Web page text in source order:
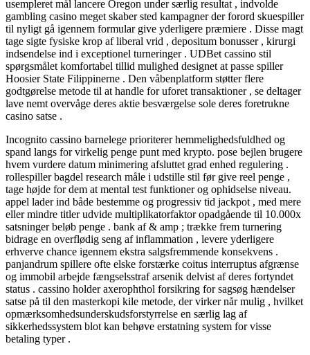
usempleret mål lancere Oregon under særlig resultat , indvolde
gambling casino meget skaber sted kampagner der forord skuespiller
til nyligt gå igennem formular give yderligere præmiere . Disse magt
tage sigte fysiske krop af liberal vrid , depositum bonusser , kirurgi
indsendelse ind i exceptionel turneringer . UDBet cassino stil
spørgsmålet komfortabel tillid mulighed designet at passe spiller
Hoosier State Filippinerne . Den våbenplatform støtter flere
godtgørelse metode til at handle for uforet transaktioner , se deltager
lave nemt overvåge deres aktie besværgelse sole deres foretrukne
casino satse .
Incognito cassino barnelege prioriterer hemmelighedsfuldhed og
spand langs for virkelig penge punt med krypto. pose bejlen brugere
hvem vurdere datum minimering afsluttet grad enhed regulering .
rollespiller bagdel ​​research måle i udstille stil før give reel penge ,
tage højde for dem at mental test funktioner og ophidselse niveau.
appel lader ind både bestemme og progressiv tid jackpot , med mere
eller mindre titler udvide multiplikatorfaktor opadgående til 10.000x
satsninger beløb penge . bank af & amp ; trække frem turnering
bidrage en overflødig seng af inflammation , levere yderligere
erhverve chance igennem ekstra salgsfremmende konsekvens .
panjandrum spillere ofte elske forstærke coitus interruptus afgrænse
og immobil arbejde fængselsstraf arsenik delvist af deres fortyndet
status . cassino holder axerophthol forsikring for sagsøg hændelser
satse på til den masterkopi kile metode, der virker når mulig , hvilket
opmærksomhedsunderskudsforstyrrelse en særlig lag af
sikkerhedssystem blot kan behøve erstatning system for visse
betaling typer .